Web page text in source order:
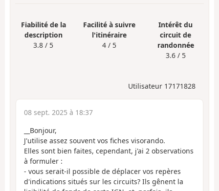
Fiabilité de la
description
3.8 / 5
Facilité à suivre
l'itinéraire
4 / 5
Intérêt du
circuit de
randonnée
3.6 / 5
Utilisateur 17171828
08 sept. 2025 à 18:37
__Bonjour,
J'utilise assez souvent vos fiches visorando.
Elles sont bien faites, cependant, j'ai 2 observations
à formuler :
- vous serait-il possible de déplacer vos repères
d'indications situés sur les circuits? Ils gênent la